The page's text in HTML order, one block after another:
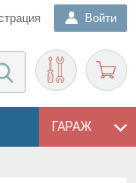
Войти
ГАРАЖ